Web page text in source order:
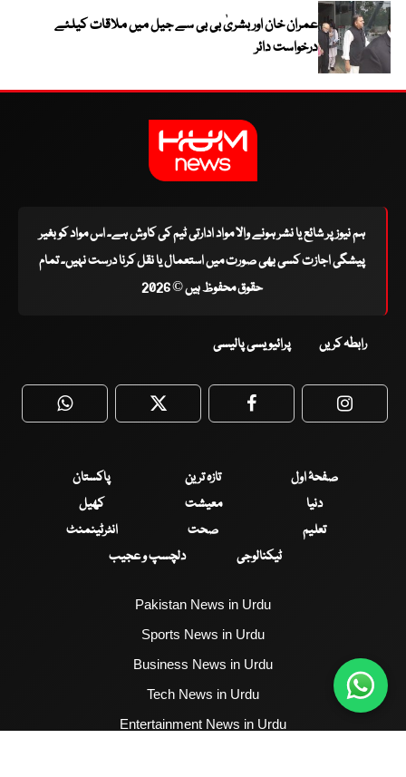
عمران خان اور بشریٰ بی بی سے جیل میں ملاقات کیلئے
درخواست دائر
ہم نیوز پر شائع یا نشر ہونے والا مواد ادارتی ٹیم کی کاوش ہے۔ اس مواد کو بغیر
پیشگی اجازت کسی بھی صورت میں استعمال یا نقل کرنا درست نہیں۔ تمام
حقوق محفوظ ہیں © 2026
رابطہ کریں پرائیویسی پالیسی
WhatsApp Twitter Facebook
صفحۂ اول تازہ ترین
پاکستان
دنیا
معیشت
کھیل
تعلیم
صحت
انٹرٹینمنٹ
ٹیکنالوجی
دلچسپ و عجیب
Pakistan News in Urdu
Sports News in Urdu
Business News in Urdu
Tech News in Urdu
Entertainment News in Urdu